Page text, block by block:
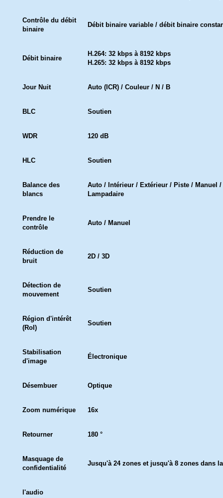
Contrôle du débit
binaire
Débit binaire variable / débit binaire
Débit binaire
H.264: 32 kbps à 8192 kbps
H.265: 32 kbps à 8192 kbps
Jour Nuit Auto (ICR) / Couleur / N / B
BLC Soutien
WDR 120 dB
HLC Soutien
Balance des
blancs
Auto / Intérieur / Extérieur / Piste / Manuel
Lampadaire
Prendre le
contrôle
Auto / Manuel
Réduction de
bruit
2D / 3D
Détection de
mouvement
Soutien
Région d'intérêt
(RoI)
Soutien
Stabilisation
d'image
Électronique
Désembuer Optique
Zoom numérique 16x
Retourner 180 °
Masquage de
confidentialité
Jusqu'à 24 zones et jusqu'à 8 zones dans
l'audio